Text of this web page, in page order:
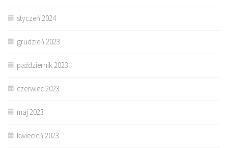
styczeń 2024
grudzień 2023
październik 2023
czerwiec 2023
maj 2023
kwiecień 2023